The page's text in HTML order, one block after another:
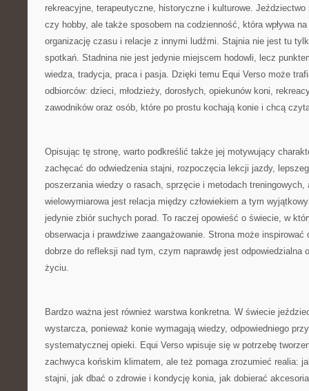
rekreacyjne, terapeutyczne, historyczne i kulturowe.
czy hobby, ale także sposobem na codzienność, która wpływa
organizację czasu i relacje z innymi ludźmi. Stajnia nie jest tu
spotkań. Stadnina nie jest jedynie miejscem hodowli, lecz
wiedza, tradycja, praca i pasja. Dzięki temu Equi Verso może
odbiorców: dzieci, młodzieży, dorosłych, opiekunów koni,
zawodników oraz osób, które po prostu kochają konie i chcą
Opisując tę stronę, warto podkreślić także jej motywujący
zachęcać do odwiedzenia stajni, rozpoczęcia lekcji jazdy,
poszerzania wiedzy o rasach, sprzęcie i metodach
wielowymiarowa jest relacja między człowiekiem a tym
jedynie zbiór suchych porad. To raczej opowieść o świecie, w
obserwacja i prawdziwe zaangażowanie. Strona może inspirować
dobrze do refleksji nad tym, czym naprawdę jest odpowiedzialna
życiu.
Bardzo ważna jest również warstwa konkretna. W świecie
wystarcza, ponieważ konie wymagają wiedzy, odpowiedniego
systematycznej opieki. Equi Verso wpisuje się w potrzebę
zachwyca końskim klimatem, ale też pomaga zrozumieć realia:
stajni, jak dbać o zdrowie i kondycję konia, jak dobierać